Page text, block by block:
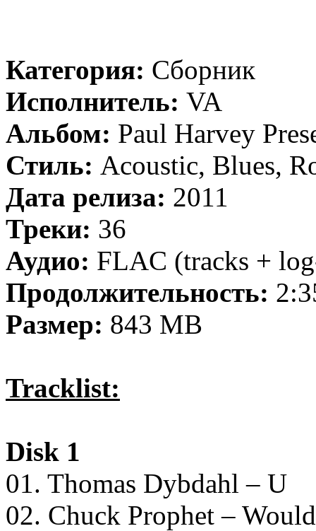
Категория: Сборник
Исполнитель: VA
Альбом: Paul Harvey
Стиль: Acoustic, Blues,
Дата релиза: 2011
Треки: 36
Аудио: FLAC (tracks +
Продолжительность:
Размер: 843 MB
Tracklist:
Disk 1
01. Thomas Dybdahl – U
02. Chuck Prophet –